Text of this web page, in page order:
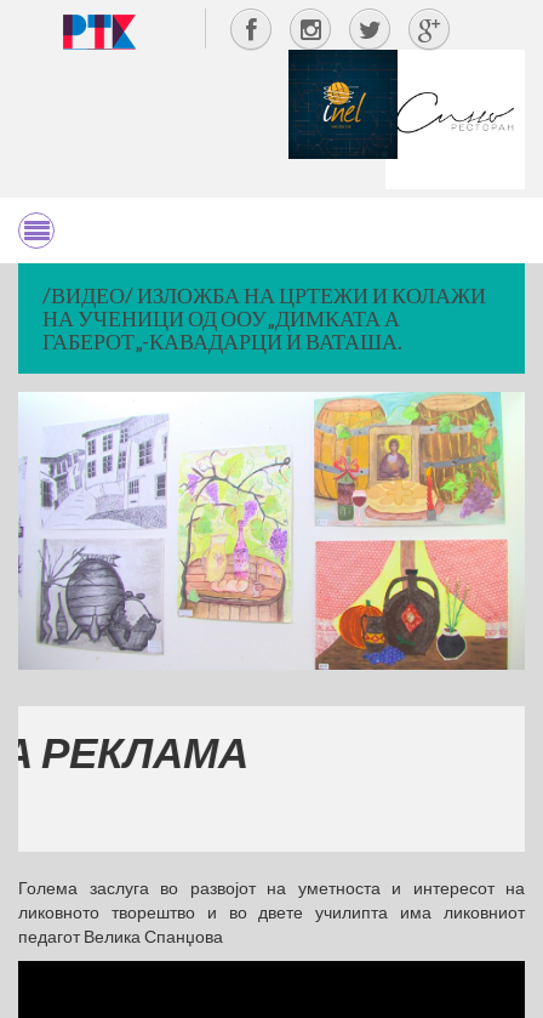
/ВИДЕО/ ИЗЛОЖБА НА ЦРТЕЖИ И КОЛАЖИ
НА УЧЕНИЦИ ОД ООУ„ДИМКАТА А
ГАБЕРОТ„-КАВАДАРЦИ И ВАТАША.
Голема заслуга во развојот на уметноста и интересот на
ликовното творештво и во двете училипта има ликовниот
педагот Велика Спанџова